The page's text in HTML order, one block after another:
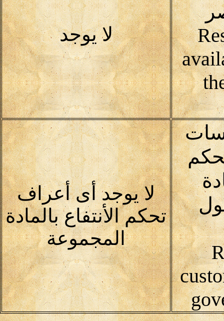
لا يوجد
لا يوجد أى أعراف
تحكم الأنتفاع بالمادة
المجموعة